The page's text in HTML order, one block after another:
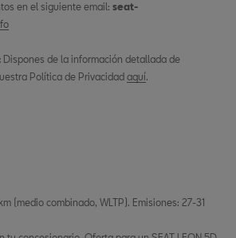
en el siguiente email: seat-
Dispones de la información detallada de
Política de Privacidad aquí.
(medio combinado, WLTP). Emisiones: 27-31